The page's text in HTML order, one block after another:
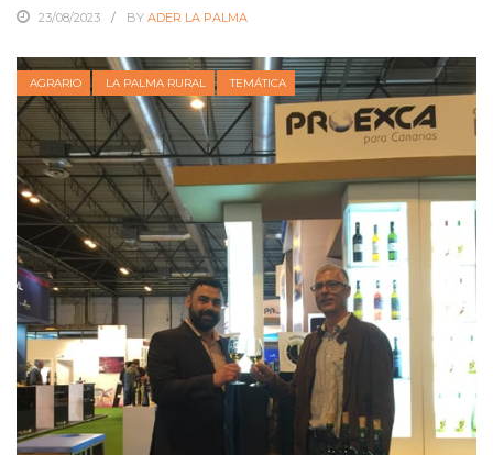
23/08/2023 BY ADER LA PALMA
AGRARIO LA PALMA RURAL TEMÁTICA